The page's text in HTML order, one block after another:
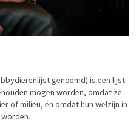
genoemd) is een lijst
mogen worden, omdat ze
of milieu, én omdat hun welzijn in